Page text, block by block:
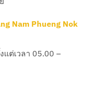
Nam Phueng Nok
แต่เวลา 05.00 –